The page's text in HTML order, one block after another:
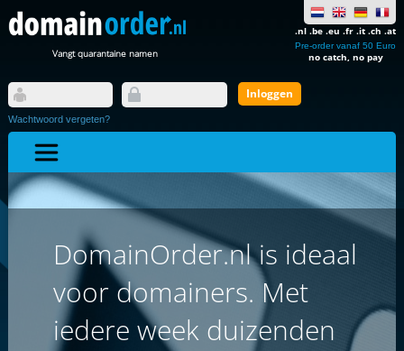
Vangt quarantaine namen
.nl .be .eu .fr .it .ch .at
Pre-order vanaf 50 Euro
no catch, no pay
Wachtwoord vergeten?
DomainOrder.nl is ideaal
voor domainers. Met
iedere week duizenden